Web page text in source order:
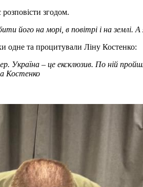
згодом.
його на морі, в повітрі і на
одне та процитували Ліну Костенко:
– це ексклюзив. По ній
Костенко